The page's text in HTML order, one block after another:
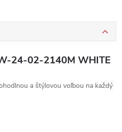
24-02-2140M WHITE
a štýlovou voľbou na každý